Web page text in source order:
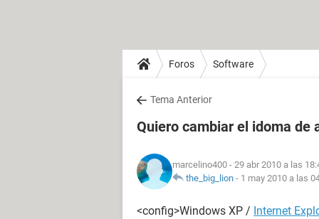
Foros Software
Tema Anterior
Quiero cambiar el idoma de
marcelino400 - 29 abr 2010 a las
the_big_lion - 1 may 2010 a las
<config>Windows XP / Internet